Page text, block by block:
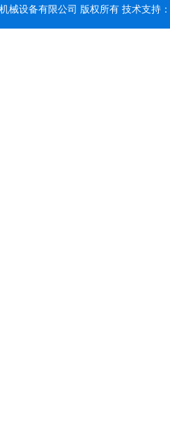
械设备有限公司 版权所有 技术支持：